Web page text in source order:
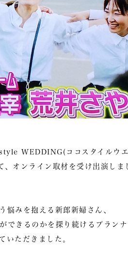
WEDDING(ココスタイルウエ
オンライン取材を受け出演しま
悩みを抱える新郎新婦さん、
できるのかを探り続けるプランナ
いただきました。